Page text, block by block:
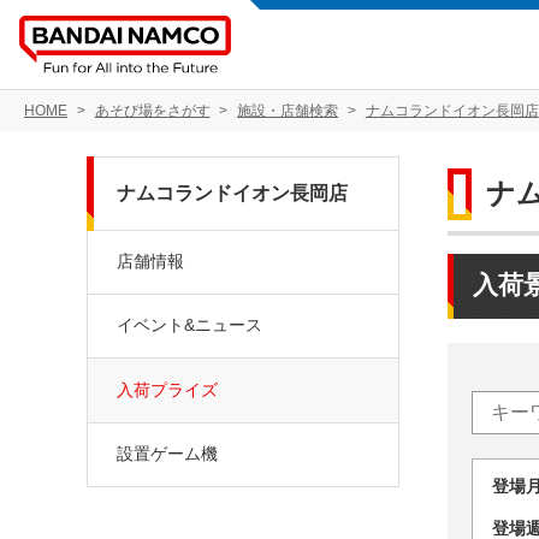
HOME あそび場をさがす 施設・店舗検索 ナムコランドイオン長岡店
ナ
入荷
登
登
ナムコランドイオン長岡店
店舗情報
イベント&ニュース
入荷プライズ
設置ゲーム機